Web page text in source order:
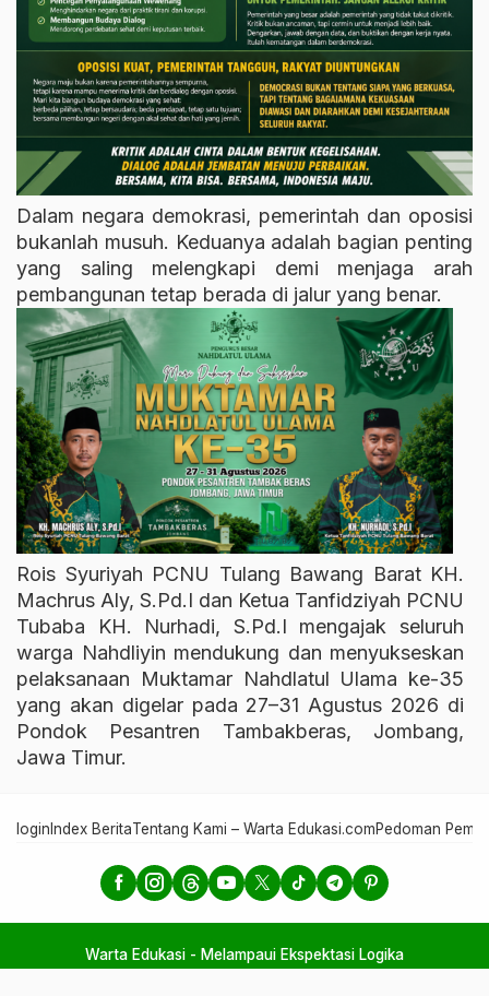
Dalam negara demokrasi, pemerintah dan oposisi
bukanlah musuh. Keduanya adalah bagian penting
yang saling melengkapi demi menjaga arah
pembangunan tetap berada di jalur yang benar.
Rois Syuriyah PCNU Tulang Bawang Barat KH.
Machrus Aly, S.Pd.I dan Ketua Tanfidziyah PCNU
Tubaba KH. Nurhadi, S.Pd.I mengajak seluruh
warga Nahdliyin mendukung dan menyukseskan
pelaksanaan Muktamar Nahdlatul Ulama ke-35
yang akan digelar pada 27–31 Agustus 2026 di
Pondok Pesantren Tambakberas, Jombang,
Jawa Timur.
login Index BeritaTentang Kami – Warta Edukasi.comPedoman
Warta Edukasi - Melampaui Ekspektasi Logika